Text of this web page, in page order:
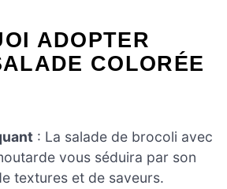
ADOPTER
COLORÉE
: La salade de brocoli avec
vous séduira par son
textures et de saveurs.